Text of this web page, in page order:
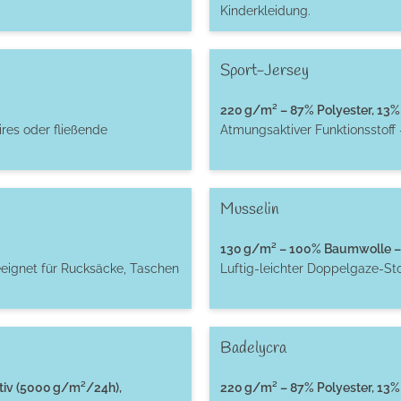
Kinderkleidung.
oder fließende
Sport-Jersey
220 g/m² – 87% Polyester,
Atmungsaktiver
für Rucksäcke, Taschen
Musselin
130 g/m² – 100% Baumwolle
Luftig-leichter Doppelgaze-
(5000 g/m²/24h),
Badelycra
220 g/m² – 87% Polyester,